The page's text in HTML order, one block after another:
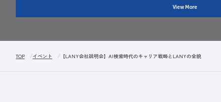
View More
TOP イベント 【LANY会社説明会】AI検索時代のキャリア戦略とLANYの全貌